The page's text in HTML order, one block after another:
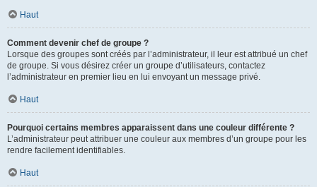
Haut
Comment devenir chef de groupe ?
Lorsque des groupes sont créés par l’administrateur, il leur est attribué un chef
de groupe. Si vous désirez créer un groupe d’utilisateurs, contactez
l’administrateur en premier lieu en lui envoyant un message privé.
Haut
Pourquoi certains membres apparaissent dans une couleur différente ?
L’administrateur peut attribuer une couleur aux membres d’un groupe pour les
rendre facilement identifiables.
Haut